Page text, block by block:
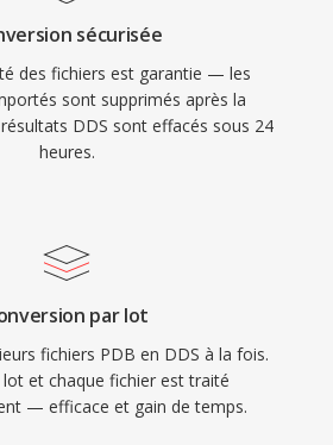
sécurisée
des fichiers est garantie — les
sont supprimés après la
DDS sont effacés sous 24
heures.
par lot
fichiers PDB en DDS à la fois.
et chaque fichier est traité
— efficace et gain de temps.